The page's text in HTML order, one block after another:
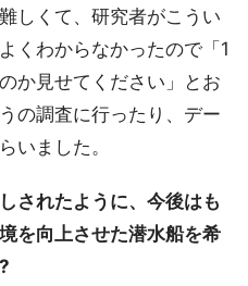
しくて、研究者がこうい
くわからなかったので「1
か見せてください」とお
の調査に行ったり、デー
いました。
れたように、今後はも
を向上させた潜水船を希